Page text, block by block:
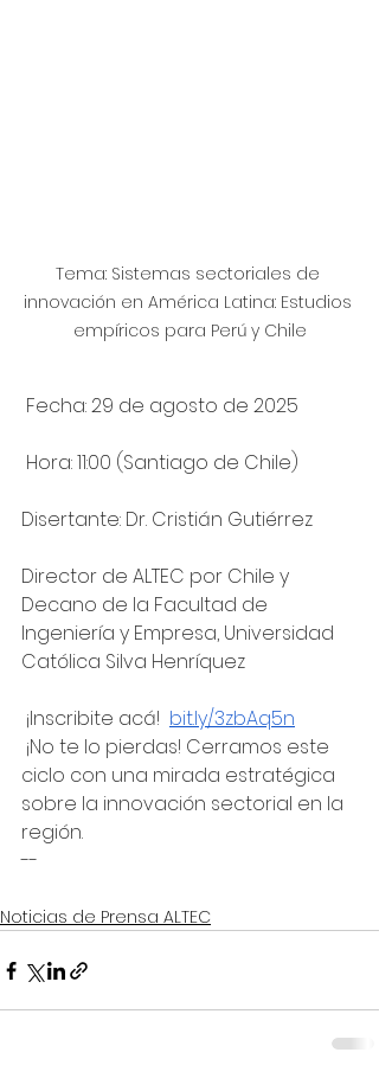
Tema: Sistemas sectoriales de
innovación en América Latina: Estudios
empíricos para Perú y Chile
Fecha: 29 de agosto de 2025
Hora: 11:00 (Santiago de Chile)
Disertante: Dr. Cristián Gutiérrez
Director de ALTEC por Chile y
Decano de la Facultad de
Ingeniería y Empresa, Universidad
Católica Silva Henríquez
¡Inscribite acá! bit.ly/3zbAq5n
¡No te lo pierdas! Cerramos este
ciclo con una mirada estratégica
sobre la innovación sectorial en la
región.
--
Noticias de Prensa ALTEC